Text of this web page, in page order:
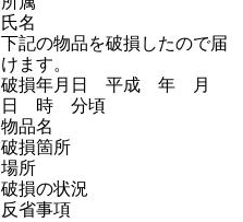
氏名
下記の物品を破損したので届
けます。
破損年月日 平成 年 月
日 時 分頃
物品名
破損箇所
場所
破損の状況
反省事項